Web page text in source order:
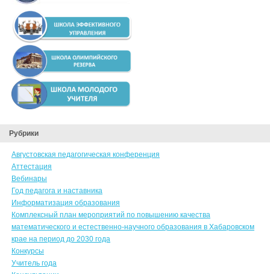
Рубрики
Августовская педагогическая конференция
Аттестация
Вебинары
Год педагога и наставника
Информатизация образования
Комплексный план мероприятий по повышению качества
математического и естественно-научного образования в Хабаровском
крае на период до 2030 года
Конкурсы
Учитель года